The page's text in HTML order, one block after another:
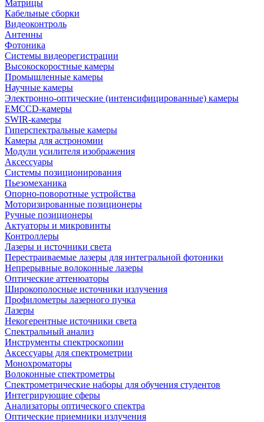
Матрицы
Кабельные сборки
Видеоконтроль
Антенны
Фотоника
Cистемы видеорегистрации
Высокоскоростные камеры
Промышленные камеры
Научные камеры
Электронно-оптические (интенсифицированные) камеры
EMCCD-камеры
SWIR-камеры
Гиперспектральные камеры
Камеры для астрономии
Модули усилителя изображения
Аксессуары
Системы позиционирования
Пьезомеханика
Опорно-поворотные устройства
Моторизированные позиционеры
Ручные позиционеры
Актуаторы и микровинты
Контроллеры
Лазеры и источники света
Перестраиваемые лазеры для интегральной фотоники
Непрерывные волоконные лазеры
Оптические аттенюаторы
Широкополосные источники излучения
Профилометры лазерного пучка
Лазеры
Некогерентные источники света
Спектральный анализ
Инструменты спектроскопии
Аксессуары для спектрометрии
Монохроматоры
Волоконные спектрометры
Спектрометрические наборы для обучения студентов
Интегрирующие сферы
Анализаторы оптического спектра
Оптические приемники излучения